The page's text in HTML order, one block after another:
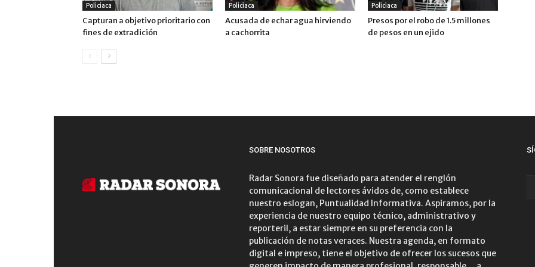
Policiaca
Capturan a objetivo prioritario con
fines de extradición
Policiaca
Acusada de echar agua hirviendo
a cachorrita
Policiaca
Presos por el robo de 1.5 millones
de pesos en un ejido
SOBRE NOSOTROS
Radar Sonora fue diseñado para atender el renglón
comunicacional de lectores ávidos de, como establece
nuestro eslogan, Puntualidad Informativa. Aspiramos, por la
experiencia de nuestro equipo técnico, administrativo y
reporteril, a estar siempre en su preferencia con la
publicación de notas veraces. Nuestra agenda, en formato
digital e impreso, tiene el objetivo de ofrecer los sucesos que